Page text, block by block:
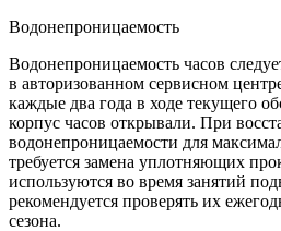
Водонепроницаемость
Водонепроницаемость часов
в авторизованном сервисном
каждые два года в ходе текущего
корпус часов открывали. При
водонепроницаемости для
требуется замена уплотняющих
используются во время занятий
рекомендуется проверять их
сезона.